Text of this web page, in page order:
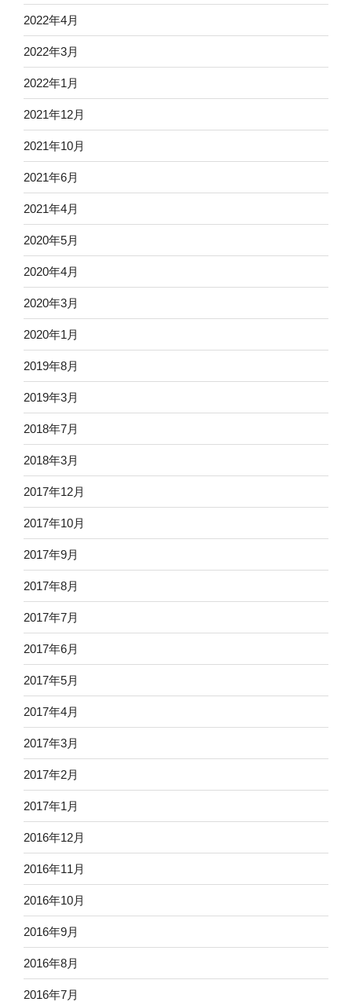
2022年4月
2022年3月
2022年1月
2021年12月
2021年10月
2021年6月
2021年4月
2020年5月
2020年4月
2020年3月
2020年1月
2019年8月
2019年3月
2018年7月
2018年3月
2017年12月
2017年10月
2017年9月
2017年8月
2017年7月
2017年6月
2017年5月
2017年4月
2017年3月
2017年2月
2017年1月
2016年12月
2016年11月
2016年10月
2016年9月
2016年8月
2016年7月